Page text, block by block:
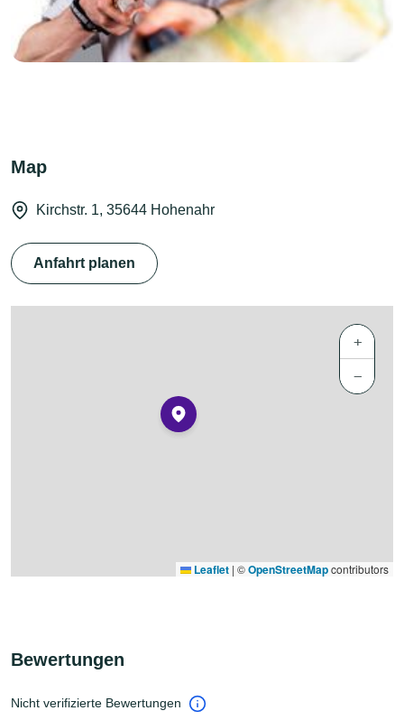
Map
Kirchstr. 1, 35644 Hohenahr
Anfahrt planen
+
−
Leaflet | ©OpenStreetMapcontributors
Bewertungen
Nicht verifizierte Bewertungen